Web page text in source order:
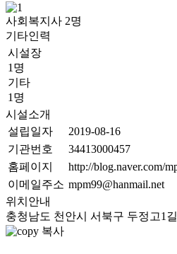
사회복지사 2명
기타인력
시설장
1명
기타
1명
시설소개
설립일자
2019-08-16
기관번호
34413000457
홈페이지
http://blog.naver.com/
이메일주소 mpm99@hanmail.net
위치안내
충청남도 천안시 서북구 두정고1
복사